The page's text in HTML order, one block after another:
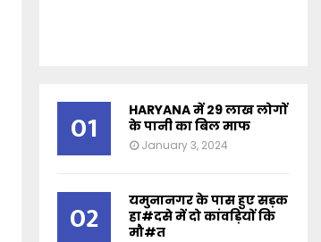
01
HARYANA में 29 लाख लोगों
के पानी का बिल माफ
January 3, 2024
02
यमुनानगर के पास हुए सड़क
हा#दसे में दो कांवड़ियों कि
मौ#त